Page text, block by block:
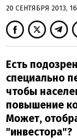
20 СЕНТЯБРЯ 2013,
Есть
специально
чтобы
повышение
Может,
"инвестора"?